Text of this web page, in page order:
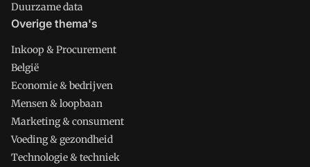
Duurzame data
Overige thema's
Inkoop & Procurement
België
Economie & bedrijven
Mensen & loopbaan
Marketing & consument
Voeding & gezondheid
Technologie & techniek